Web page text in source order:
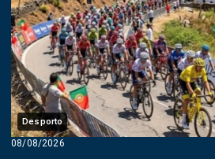
Desporto
08/08/2026